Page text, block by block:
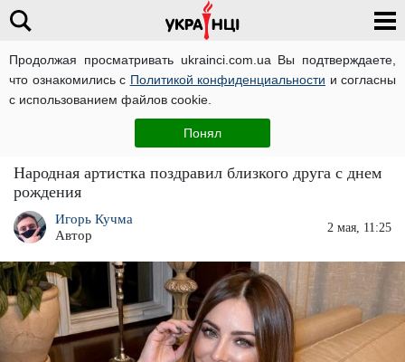
Продолжая просматривать ukrainci.com.ua Вы подтверждаете,
что ознакомились с Политикой конфиденциальности и согласны
с использованием файлов cookie.
Понял
"Клоун, а не Король": фанаты Ани Лорак
"напали" на Филиппа Киркорова
Народная артистка поздравил близкого друга с днем
рождения
Игорь Кучма
Автор
2 мая, 11:25